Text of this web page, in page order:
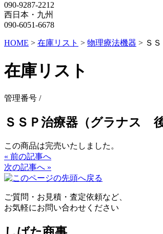
090-9287-2212
西日本・九州
090-6051-6678
HOME > 在庫リスト > 物理療法機器 > Ｓ
在庫リスト
管理番号 /
ＳＳＰ治療器（グラナス
この商品は完売いたしました。
« 前の記事へ
次の記事へ »
ご質問・お見積・査定依頼など、
お気軽にお問い合わせください